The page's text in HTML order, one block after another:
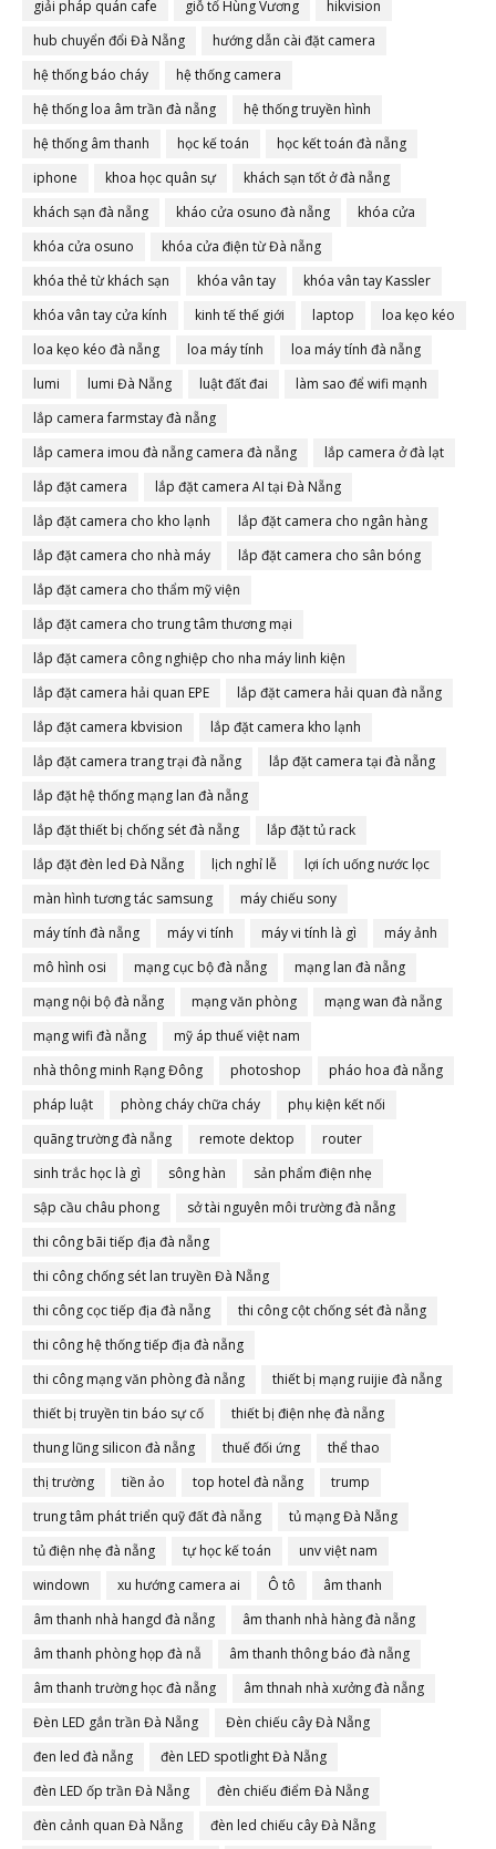
giải pháp quán cafe giỗ tổ Hùng Vương
hikvision
hub chuyển đổi Đà Nẵng
hướng dẫn cài đặt camera
hệ thống báo cháy
hệ thống camera
hệ thống loa âm trần đà nẵng
hệ thống truyền hình
hệ thống âm thanh
học kế toán
học kết toán đà nẵng
iphone
khoa học quân sự
khách sạn tốt ở đà nẵng
khách sạn đà nẵng
kháo cửa osuno đà nẵng
khóa cửa
khóa cửa osuno
khóa cửa điện từ Đà nẵng
khóa thẻ từ khách sạn
khóa vân tay
khóa vân tay Kassler
khóa vân tay cửa kính
kinh tế thế giới laptop
loa kẹo kéo
loa kẹo kéo đà nẵng
loa máy tính
loa máy tính đà nẵng
lumi
lumi Đà Nẵng luật đất đai
làm sao để wifi mạnh
lắp camera farmstay đà nẵng
lắp camera imou đà nẵng camera đà nẵng
lắp camera ở đà lạt
lắp đặt camera
lắp đặt camera AI tại Đà Nẵng
lắp đặt camera cho kho lạnh
lắp đặt camera cho ngân hàng
lắp đặt camera cho nhà máy
lắp đặt camera cho sân bóng
lắp đặt camera cho thẩm mỹ viện
lắp đặt camera cho trung tâm thương mại
lắp đặt camera công nghiệp cho nha máy linh kiện
lắp đặt camera hải quan EPE
lắp đặt camera hải quan đà nẵng
lắp đặt camera kbvision
lắp đặt camera kho lạnh
lắp đặt camera trang trại đà nẵng
lắp đặt camera tại đà nẵng
lắp đặt hệ thống mạng lan đà nẵng
lắp đặt thiết bị chống sét đà nẵng
lắp đặt tủ rack
lắp đặt đèn led Đà Nẵng
lịch nghỉ lễ
lợi ích uống nước lọc
màn hình tương tác samsung
máy chiếu sony
máy tính đà nẵng
máy vi tính máy vi tính là gì
máy ảnh
mô hình osi
mạng cục bộ đà nẵng
mạng lan đà nẵng
mạng nội bộ đà nẵng
mạng văn phòng
mạng wan đà nẵng
mạng wifi đà nẵng
mỹ áp thuế việt nam
nhà thông minh Rạng Đông
photoshop
pháo hoa đà nẵng
pháp luật
phòng cháy chữa cháy
phụ kiện kết nối
quãng trường đà nẵng
remote dektop
router
sinh trắc học là gì
sông hàn
sản phẩm điện nhẹ
sập cầu châu phong
sở tài nguyên môi trường đà nẵng
thi công bãi tiếp địa đà nẵng
thi công chống sét lan truyền Đà Nẵng
thi công cọc tiếp địa đà nẵng
thi công cột chống sét đà nẵng
thi công hệ thống tiếp địa đà nẵng
thi công mạng văn phòng đà nẵng
thiết bị mạng ruijie đà nẵng
thiết bị truyền tin báo sự cố
thiết bị điện nhẹ đà nẵng
thung lũng silicon đà nẵng
thuế đối ứng
thể thao
thị trường
tiền ảo top hotel đà nẵng
trump
trung tâm phát triển quỹ đất đà nẵng
tủ mạng Đà Nẵng
tủ điện nhẹ đà nẵng
tự học kế toán
unv việt nam
windown
xu hướng camera ai Ô tô
âm thanh
âm thanh nhà hangd đà nẵng
âm thanh nhà hàng đà nẵng
âm thanh phòng họp đà nẵ
âm thanh thông báo đà nẵng
âm thanh trường học đà nẵng
âm thnah nhà xưởng đà nẵng
Đèn LED gắn trần Đà Nẵng
Đèn chiếu cây Đà Nẵng
đen led đà nẵng
đèn LED spotlight Đà Nẵng
đèn LED ốp trần Đà Nẵng
đèn chiếu điểm Đà Nẵng
đèn cảnh quan Đà Nẵng
đèn led chiếu cây Đà Nẵng